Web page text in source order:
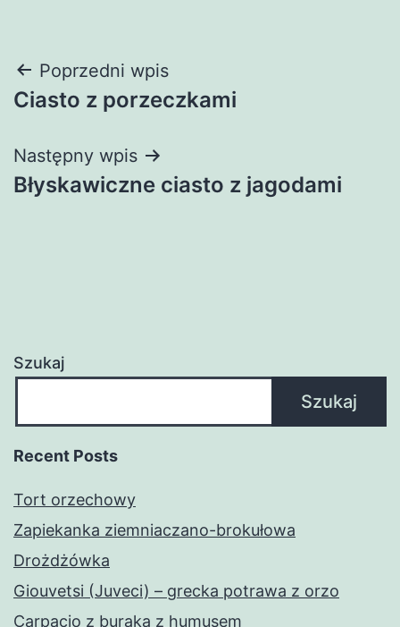
Nawigacja
wpisu
Poprzedni wpis
Ciasto z porzeczkami
Następny wpis
Błyskawiczne ciasto z jagodami
Szukaj
Szukaj
Recent Posts
Tort orzechowy
Zapiekanka ziemniaczano-brokułowa
Drożdżówka
Giouvetsi (Juveci) – grecka potrawa z orzo
Carpacio z buraka z humusem